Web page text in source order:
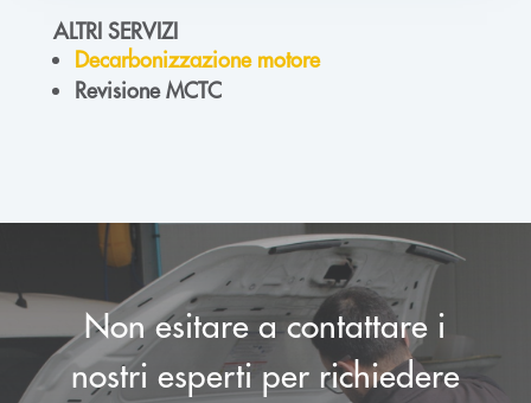
ALTRI SERVIZI
Decarbonizzazione motore
Revisione MCTC
Non esitare a contattare i
nostri esperti per richiedere